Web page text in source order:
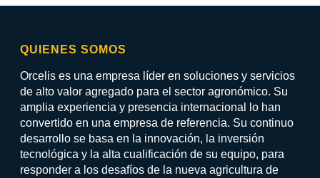
QUIENES SOMOS
Orcelis es una empresa líder en soluciones y servicios
de alto valor agregado para el sector agronómico. Su
amplia experiencia y presencia internacional lo han
convertido en una empresa de referencia. Su continuo
desarrollo se basa en la innovación, la inversión
tecnológica y la alta cualificación de su equipo, para
responder a los desafíos de la nueva agricultura de